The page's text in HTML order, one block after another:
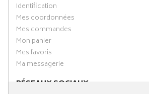
Identification
Mes coordonnées
Mes commandes
Mon panier
Mes favoris
Ma messagerie
RÉSEAUX SOCIAUX